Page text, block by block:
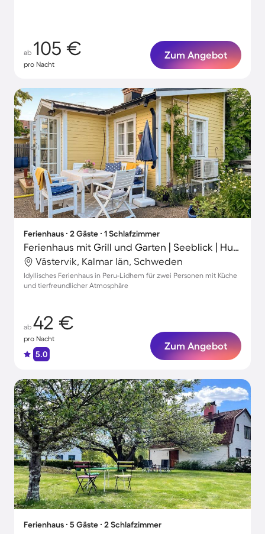
ab 105 €
pro Nacht
Zum Angebot
Ferienhaus ∙ 2 Gäste ∙ 1 Schlafzimmer
Ferienhaus mit Grill und Garten | Seeblick | Hunde erlaubt
Västervik, Kalmar län, Schweden
Idyllisches Ferienhaus in Peru-Lidhem für zwei Personen mit Küche
und tierfreundlicher Atmosphäre
ab 42 €
pro Nacht
5.0
Zum Angebot
Ferienhaus ∙ 5 Gäste ∙ 2 Schlafzimmer